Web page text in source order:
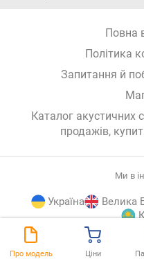
Про модель Ціни
Повна
Політика
Запитання й
Каталог акустичних
продажів,
Ми в
Україна Велика
© E-Katalog, 2026